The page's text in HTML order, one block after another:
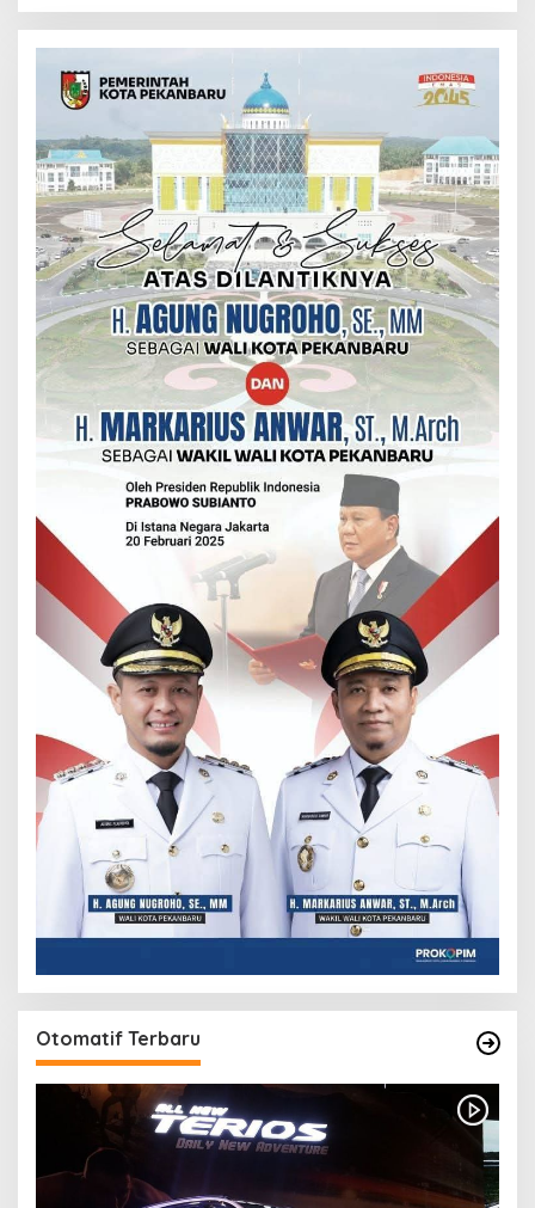
Otomatif Terbaru